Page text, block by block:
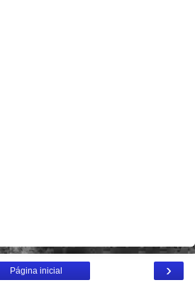
›
Página inicial